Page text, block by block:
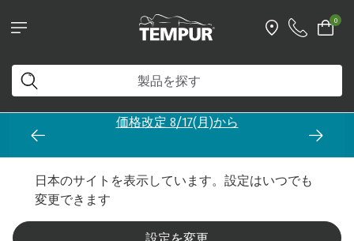
0
価格改定 8/17(月)から
日本のサイトを表示しています。設定はいつでも
変更できます
設定を変更
マットレス クリアランス かたさ別 やわらかめのマットレス